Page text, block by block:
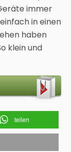
immer
in einen
haben
klein und
teilen